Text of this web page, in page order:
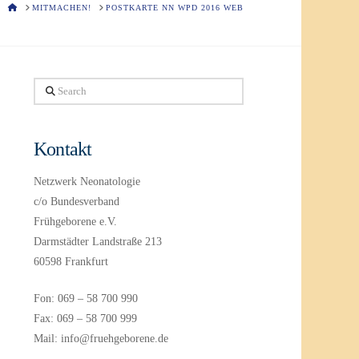
HOMEMITMACHEN! POSTKARTE NN WPD 2016 WEB
Search
Kontakt
Netzwerk Neonatologie
c/o Bundesverband
Frühgeborene e.V.
Darmstädter Landstraße 213
60598 Frankfurt
Fon: 069 – 58 700 990
Fax: 069 – 58 700 999
Mail: info@fruehgeborene.de